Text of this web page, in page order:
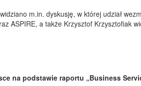
m.in. dyskusję, w której udział
ASPIRE, a także Krzysztof Krzysztofiak
na podstawie raportu „Business